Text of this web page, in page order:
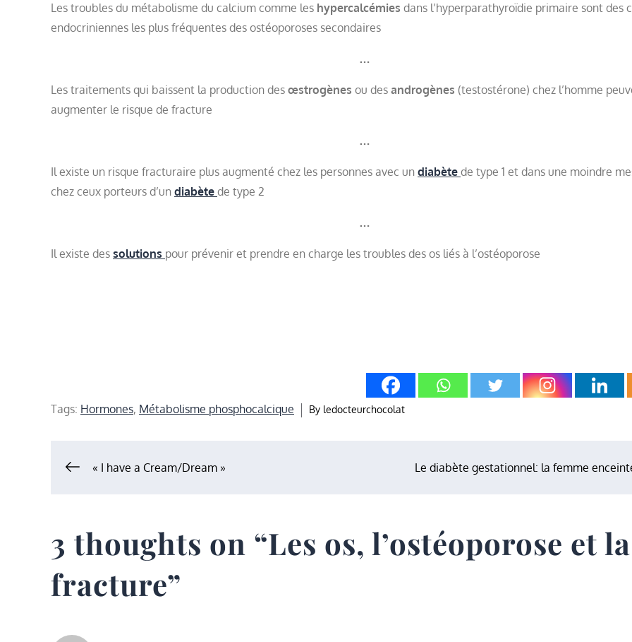
Les troubles du métabolisme du calcium comme les hypercalcémies dans l’hyperparathyroïdie primaire sont des
endocriniennes les plus fréquentes des ostéoporoses secondaires
…
Les traitements qui baissent la production des œstrogènes ou des androgènes (testostérone) chez l’homme
augmenter le risque de fracture
…
Il existe un risque fracturaire plus augmenté chez les personnes avec un diabète de type 1 et dans une moindre
chez ceux porteurs d’un diabète de type 2
…
Il existe des solutions pour prévenir et prendre en charge les troubles des os liés à l’ostéoporose
Tags: Hormones, Métabolisme phosphocalcique By ledocteurchocolat
Navigation
l’article
« I have a Cream/Dream » Le diabète gestationnel: la femme
3 thoughts on “Les os, l’ostéoporose et la
fracture”